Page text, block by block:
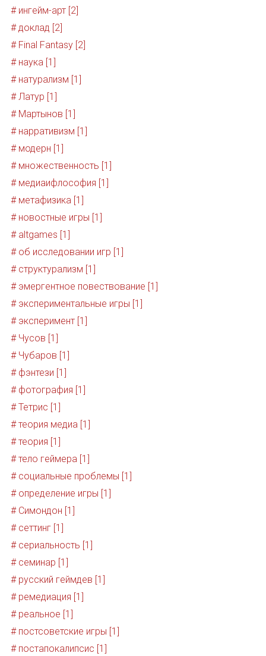
# ингейм-арт [2]
# доклад [2]
# Final Fantasy [2]
# наука [1]
# натурализм [1]
# Латур [1]
# Мартынов [1]
# нарративизм [1]
# модерн [1]
# множественность [1]
# медиаифлософия [1]
# метафизика [1]
# новостные игры [1]
# altgames [1]
# об исследовании игр [1]
# структурализм [1]
# эмергентное повествование [1]
# экспериментальные игры [1]
# эксперимент [1]
# Чусов [1]
# Чубаров [1]
# фэнтези [1]
# фотография [1]
# Тетрис [1]
# теория медиа [1]
# теория [1]
# тело геймера [1]
# социальные проблемы [1]
# определение игры [1]
# Симондон [1]
# сеттинг [1]
# сериальность [1]
# семинар [1]
# русский геймдев [1]
# ремедиация [1]
# реальное [1]
# постсоветские игры [1]
# постапокалипсис [1]